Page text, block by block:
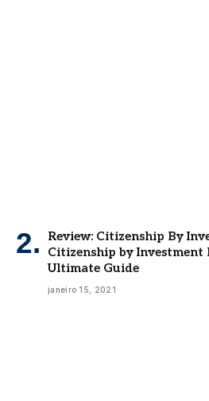
Review: Citizenship By
Citizenship by Investment
Ultimate Guide
janeiro 15, 2021